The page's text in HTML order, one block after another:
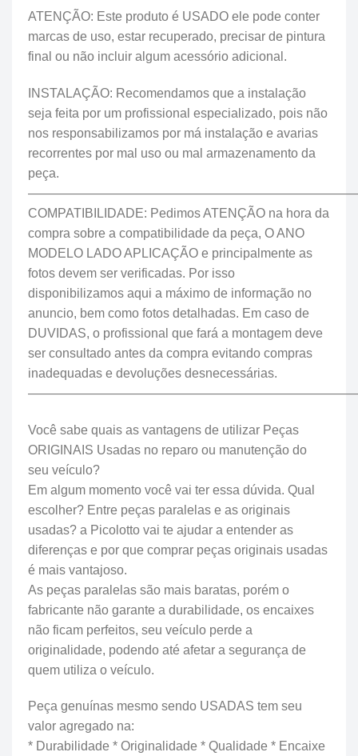
ATENÇÃO: Este produto é USADO ele pode conter
marcas de uso, estar recuperado, precisar de pintura
final ou não incluir algum acessório adicional.
INSTALAÇÃO: Recomendamos que a instalação
seja feita por um profissional especializado, pois não
nos responsabilizamos por má instalação e avarias
recorrentes por mal uso ou mal armazenamento da
peça.
COMPATIBILIDADE: Pedimos ATENÇÃO na hora da
compra sobre a compatibilidade da peça, O ANO
MODELO LADO APLICAÇÃO e principalmente as
fotos devem ser verificadas. Por isso
disponibilizamos aqui a máximo de informação no
anuncio, bem como fotos detalhadas. Em caso de
DUVIDAS, o profissional que fará a montagem deve
ser consultado antes da compra evitando compras
inadequadas e devoluções desnecessárias.
Você sabe quais as vantagens de utilizar Peças
ORIGINAIS Usadas no reparo ou manutenção do
seu veículo?
Em algum momento você vai ter essa dúvida. Qual
escolher? Entre peças paralelas e as originais
usadas? a Picolotto vai te ajudar a entender as
diferenças e por que comprar peças originais usadas
é mais vantajoso.
As peças paralelas são mais baratas, porém o
fabricante não garante a durabilidade, os encaixes
não ficam perfeitos, seu veículo perde a
originalidade, podendo até afetar a segurança de
quem utiliza o veículo.
Peça genuínas mesmo sendo USADAS tem seu
valor agregado na:
* Durabilidade * Originalidade * Qualidade * Encaixe